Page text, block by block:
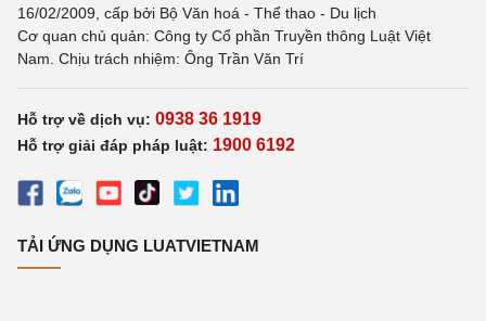
16/02/2009, cấp bởi Bộ Văn hoá - Thể thao - Du lịch
Cơ quan chủ quản: Công ty Cổ phần Truyền thông Luật Việt
Nam. Chịu trách nhiệm: Ông Trần Văn Trí
Hỗ trợ về dịch vụ: 0938 36 1919
Hỗ trợ giải đáp pháp luật: 1900 6192
TẢI ỨNG DỤNG LUATVIETNAM